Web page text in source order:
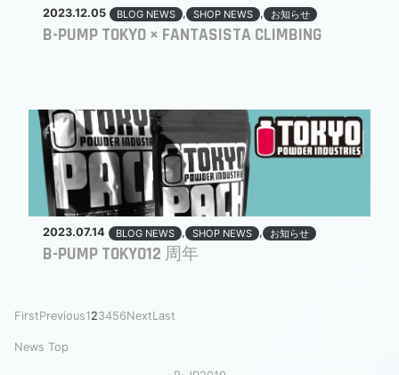
2023.12.05 BLOG NEWS , SHOP NEWS , お知らせ
B-PUMP TOKYO × FANTASISTA CLIMBING
2023.07.14 BLOG NEWS , SHOP NEWS , お知らせ
B-PUMP TOKYO12 周年
FirstPrevious1 23456NextLast
News Top